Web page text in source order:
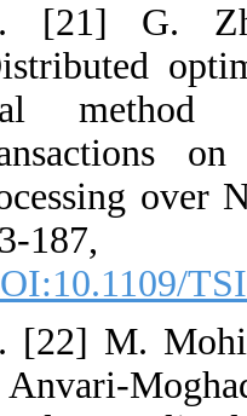
21. [21] G.
"Distributed
dual
Processing
173-
[DOI:10.1109/
22. [22] M.
A. Anvari-